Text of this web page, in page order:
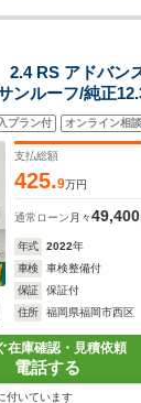
RS アドバン
ルーフ/純正
ジタルインナー
ター/シートベン
/衝突軽減ブレー
プラン付 オンライン相
支払総額
425.9万円
通常ローン 月々49,400
年式 2022年
車検
車検整備付
保証
保証付
住所
福岡県福岡市西区
在庫確認・見積依頼
電話する
付いています